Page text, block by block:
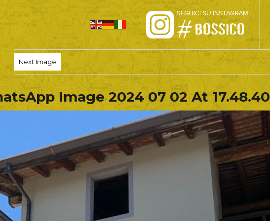
PRO LOCO
L’ALTOPIANO
EVENTI
PROMOZIONI
ASSOCIAZIONI
Next Image
Image 2024 07 02 At 17.48.40